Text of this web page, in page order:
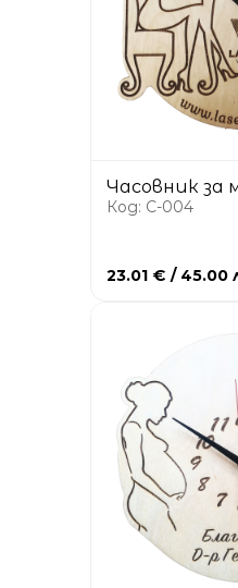
Часовник за
Код: C-004
23.01 € / 45.00